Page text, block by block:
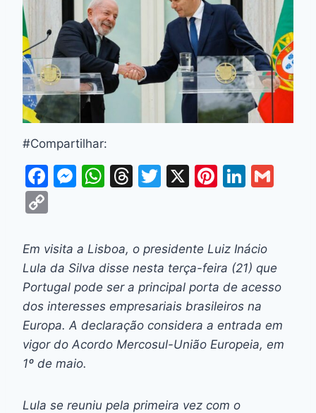
#Compartilhar:
F
e
b
o
o
k
M
s
e
n
g
er
W
s
A
p
p
T
a
d
s
T
er
X
Pi
e
st
Li
e
dI
n
p
y
Li
n
k
Em visita a Lisboa, o presidente Luiz Inácio
Lula da Silva disse nesta terça-feira (21) que
Portugal pode ser a principal porta de acesso
dos interesses empresariais brasileiros na
Europa. A declaração considera a entrada em
vigor do Acordo Mercosul-União Europeia, em
1º de maio.
Lula se reuniu pela primeira vez com o